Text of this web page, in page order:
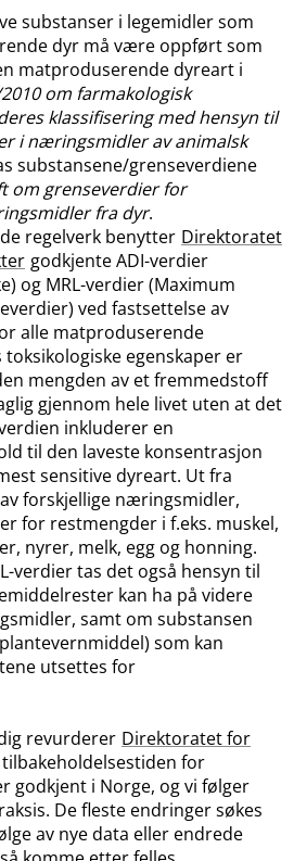
substanser i legemidler som
dyr må være oppført som
matproduserende dyreart i
om farmakologisk
klassifisering med hensyn til
i næringsmidler av animalsk
substansene​/​grenseverdiene
om grenseverdier for
fra dyr.
regelverk benytter Direktoratet
godkjente ADI-verdier
og MRL-verdier (Maximum
ved fastsettelse av
alle matproduserende
egenskaper er
mengden av et fremmedstoff
gjennom hele livet uten at det
inkluderer en
til den laveste konsentrasjon
sensitive dyreart. Ut fra
forskjellige næringsmidler,
for restmengder i f.eks. muskel,
nyrer, melk, egg og honning.
verdier tas det også hensyn til
kan ha på videre
samt om substansen
som kan
utsettes for
revurderer Direktoratet for
tilbakeholdelsestiden for
godkjent i Norge, og vi følger
De fleste endringer søkes
av nye data eller endrede